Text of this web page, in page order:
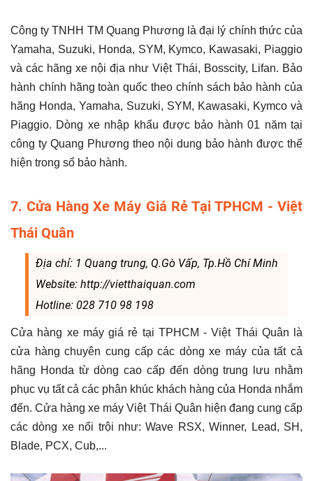
Công ty TNHH TM Quang Phương là đại lý chính thức của
Yamaha, Suzuki, Honda, SYM, Kymco, Kawasaki, Piaggio
và các hãng xe nội địa như Việt Thái, Bosscity, Lifan. Bảo
hành chính hãng toàn quốc theo chính sách bảo hành của
hãng Honda, Yamaha, Suzuki, SYM, Kawasaki, Kymco và
Piaggio. Dòng xe nhập khẩu được bảo hành 01 năm tại
công ty Quang Phương theo nội dung bảo hành được thể
hiện trong sổ bảo hành.
7. Cửa Hàng Xe Máy Giá Rẻ Tại TPHCM - Việt
Thái Quân
Địa chỉ: 1 Quang trung, Q.Gò Vấp, Tp.Hồ Chí Minh
Website: http://vietthaiquan.com
Hotline: 028 710 98 198
Cửa hàng xe máy giá rẻ tại TPHCM - Việt Thái Quân là
cửa hàng chuyên cung cấp các dòng xe máy của tất cả
hãng Honda từ dòng cao cấp đến dòng trung lưu nhằm
phục vụ tất cả các phân khúc khách hàng của Honda nhắm
đến. Cửa hàng xe máy Việt Thái Quân hiện đang cung cấp
các dòng xe nổi trội như: Wave RSX, Winner, Lead, SH,
Blade, PCX, Cub,...